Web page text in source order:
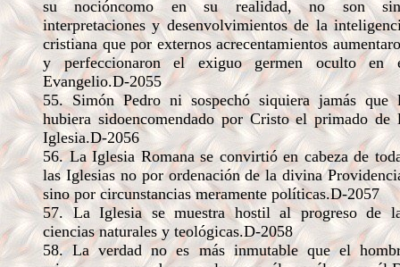
su nocióncomo en su realidad, no son
interpretaciones y desenvolvimientos de la
cristiana que por externos acrecentamientos
y perfeccionaron el exiguo germen oculto en
Evangelio.D-2055
55. Simón Pedro ni sospechó siquiera jamás que
hubiera sidoencomendado por Cristo el primado de
Iglesia.D-2056
56. La Iglesia Romana se convirtió en cabeza de
las Iglesias no por ordenación de la divina
sino por circunstancias meramente políticas.D-2057
57. La Iglesia se muestra hostil al progreso de
ciencias naturales y teológicas.D-2058
58. La verdad no es más inmutable que el